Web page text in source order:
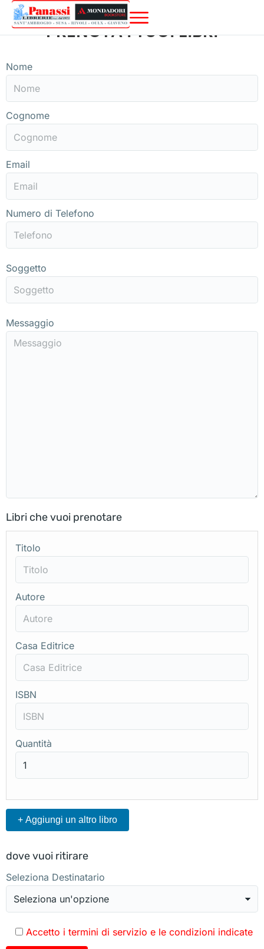
PRENOTA I TUOI LIBRI
Nome
Cognome
Email
Numero di Telefono
Soggetto
Messaggio
Libri che vuoi prenotare
Titolo
Autore
Casa Editrice
ISBN
Quantità
+ Aggiungi un altro libro
dove vuoi ritirare
Seleziona Destinatario
Accetto i termini di servizio e le condizioni indicate